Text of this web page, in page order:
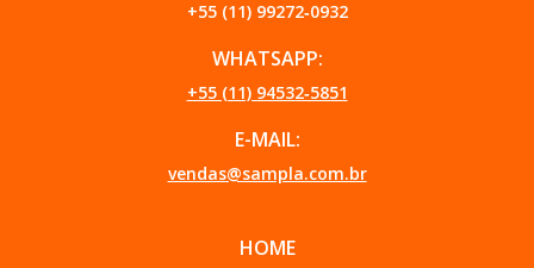
+55 (11) 99272‑0932
WHATSAPP:
+55 (11) 94532‑5851
E-MAIL:
vendas@sampla.com.br
HOME